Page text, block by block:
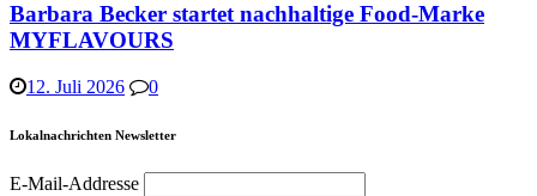
Barbara Becker startet nachhaltige Food-Marke
MYFLAVOURS
12. Juli 2026 0
Lokalnachrichten Newsletter
E-Mail-Addresse